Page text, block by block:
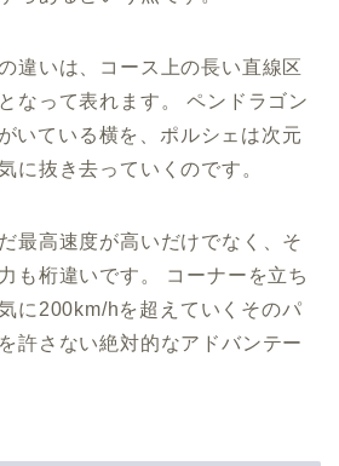
違いは、コース上の長い直線区
なって表れます。 ペンドラゴン
いている横を、ポルシェは次元
に抜き去っていくのです。
最高速度が高いだけでなく、そ
も桁違いです。 コーナーを立ち
に200km/hを超えていくそのパ
許さない絶対的なアドバンテー